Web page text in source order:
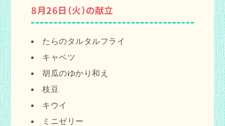
8月26日（火）の献立
たらのタルタルフライ
キャベツ
胡瓜のゆかり和え
枝豆
キウイ
ミニゼリー